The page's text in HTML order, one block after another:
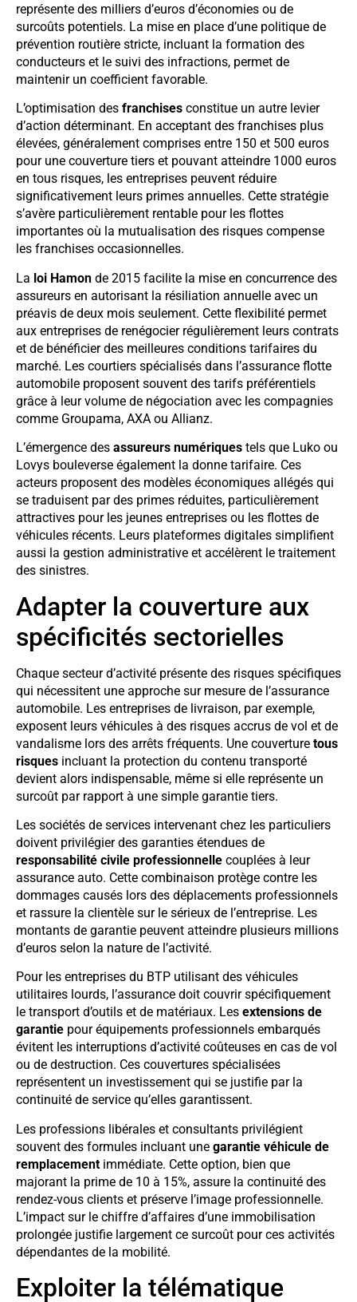
représente des milliers d’euros d’économies ou de
surcoûts potentiels. La mise en place d’une politique de
prévention routière stricte, incluant la formation des
conducteurs et le suivi des infractions, permet de
maintenir un coefficient favorable.
L’optimisation des franchises constitue un autre levier
d’action déterminant. En acceptant des franchises plus
élevées, généralement comprises entre 150 et 500 euros
pour une couverture tiers et pouvant atteindre 1000 euros
en tous risques, les entreprises peuvent réduire
significativement leurs primes annuelles. Cette stratégie
s’avère particulièrement rentable pour les flottes
importantes où la mutualisation des risques compense
les franchises occasionnelles.
La loi Hamon de 2015 facilite la mise en concurrence des
assureurs en autorisant la résiliation annuelle avec un
préavis de deux mois seulement. Cette flexibilité permet
aux entreprises de renégocier régulièrement leurs contrats
et de bénéficier des meilleures conditions tarifaires du
marché. Les courtiers spécialisés dans l’assurance flotte
automobile proposent souvent des tarifs préférentiels
grâce à leur volume de négociation avec les compagnies
comme Groupama, AXA ou Allianz.
L’émergence des assureurs numériques tels que Luko ou
Lovys bouleverse également la donne tarifaire. Ces
acteurs proposent des modèles économiques allégés qui
se traduisent par des primes réduites, particulièrement
attractives pour les jeunes entreprises ou les flottes de
véhicules récents. Leurs plateformes digitales simplifient
aussi la gestion administrative et accélèrent le traitement
des sinistres.
Adapter la couverture aux
spécificités sectorielles
Chaque secteur d’activité présente des risques spécifiques
qui nécessitent une approche sur mesure de l’assurance
automobile. Les entreprises de livraison, par exemple,
exposent leurs véhicules à des risques accrus de vol et de
vandalisme lors des arrêts fréquents. Une couverture tous
risques incluant la protection du contenu transporté
devient alors indispensable, même si elle représente un
surcoût par rapport à une simple garantie tiers.
Les sociétés de services intervenant chez les particuliers
doivent privilégier des garanties étendues de
responsabilité civile professionnelle couplées à leur
assurance auto. Cette combinaison protège contre les
dommages causés lors des déplacements professionnels
et rassure la clientèle sur le sérieux de l’entreprise. Les
montants de garantie peuvent atteindre plusieurs millions
d’euros selon la nature de l’activité.
Pour les entreprises du BTP utilisant des véhicules
utilitaires lourds, l’assurance doit couvrir spécifiquement
le transport d’outils et de matériaux. Les extensions de
garantie pour équipements professionnels embarqués
évitent les interruptions d’activité coûteuses en cas de vol
ou de destruction. Ces couvertures spécialisées
représentent un investissement qui se justifie par la
continuité de service qu’elles garantissent.
Les professions libérales et consultants privilégient
souvent des formules incluant une garantie véhicule de
remplacement immédiate. Cette option, bien que
majorant la prime de 10 à 15%, assure la continuité des
rendez-vous clients et préserve l’image professionnelle.
L’impact sur le chiffre d’affaires d’une immobilisation
prolongée justifie largement ce surcoût pour ces activités
dépendantes de la mobilité.
Exploiter la télématique